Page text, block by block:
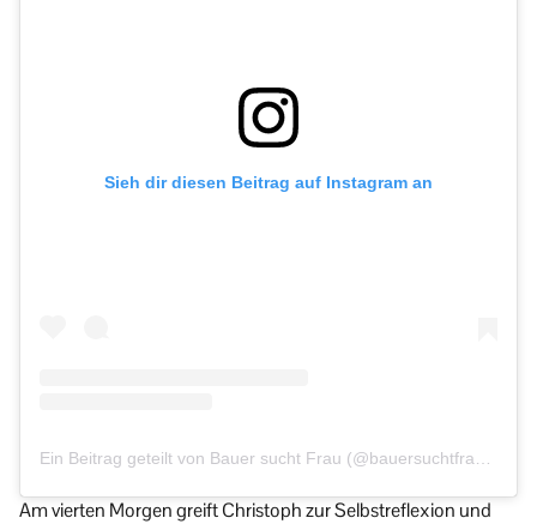
Sieh dir diesen Beitrag auf Instagram an
Am vierten Morgen greift Christoph zur Selbstreflexion und